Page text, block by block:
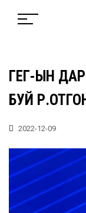
ГЕГ-ЫН
БУЙ
2022-12-09